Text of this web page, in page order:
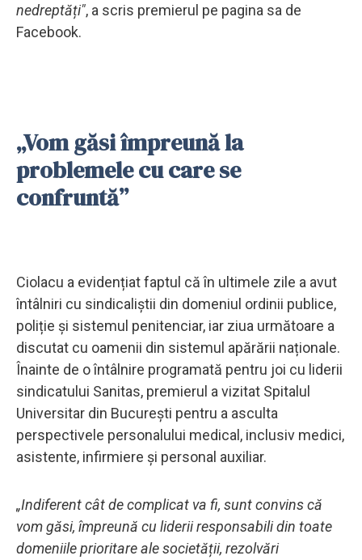
nedreptăți", a scris premierul pe pagina sa de
Facebook.
„Vom găsi împreună la
problemele cu care se
confruntă”
Ciolacu a evidențiat faptul că în ultimele zile a avut
întâlniri cu sindicaliștii din domeniul ordinii publice,
poliție și sistemul penitenciar, iar ziua următoare a
discutat cu oamenii din sistemul apărării naționale.
Înainte de o întâlnire programată pentru joi cu liderii
sindicatului Sanitas, premierul a vizitat Spitalul
Universitar din București pentru a asculta
perspectivele personalului medical, inclusiv medici,
asistente, infirmiere și personal auxiliar.
„Indiferent cât de complicat va fi, sunt convins că
vom găsi, împreună cu liderii responsabili din toate
domeniile prioritare ale societății, rezolvări